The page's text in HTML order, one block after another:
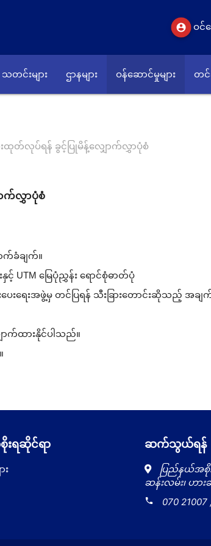
account_circle ဝင်
သတင်းများ ဌာနများ ဝန်ဆောင်မှုများ တင်ဒ
လုပ်ရန် ခွင့်ပြုမိန့်လျှောက်လွှာပုံစံ
က်လွှာပုံစံ
က်ခံချက်။
မြေပုံညွှန်း ရောင်စုံဓာတ်ပုံ
းအဖွဲ့မှ တင်ပြရန် သီးခြားတောင်းဆိုသည့် အချ
ာက်ထားနိုင်ပါသည်။
းရဆိုင်ရာ
း
ဆက်သွယ်ရန်
ပြည်နယ်အစို
ဆန်းလမ်း၊ ဟားခ
local_phone 070 21007 ,